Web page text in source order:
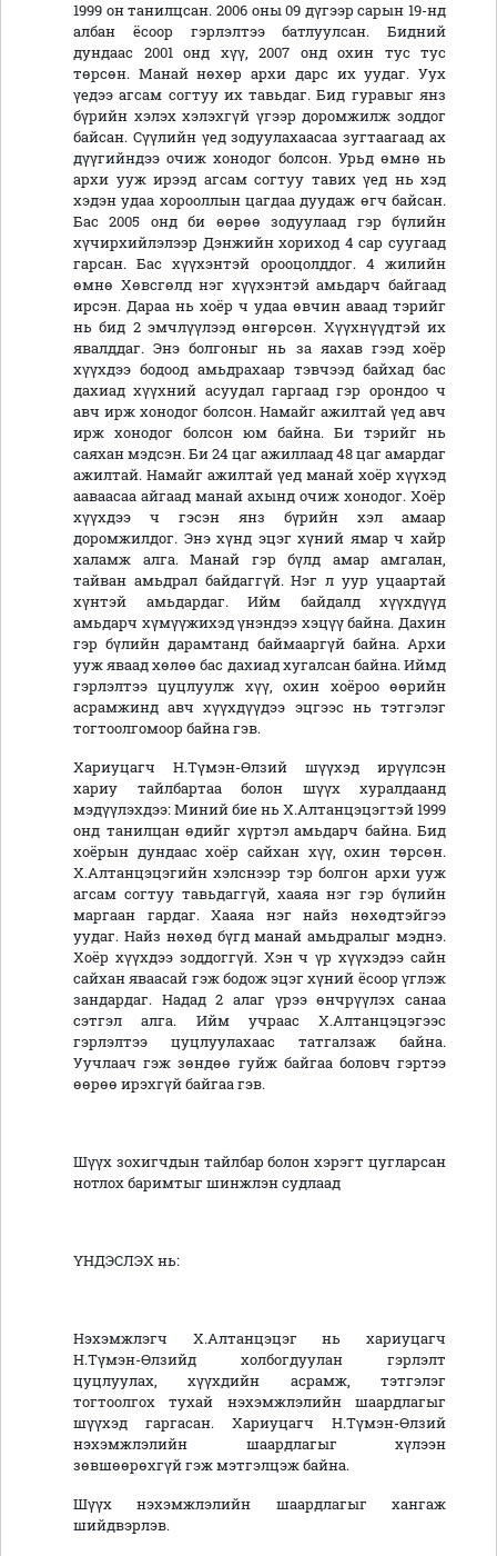
1999 он танилцсан. 2006 оны 09 дүгээр сарын 19-нд
албан ёсоор гэрлэлтээ батлуулсан. Бидний
дундаас 2001 онд хүү, 2007 онд охин тус тус
төрсөн. Манай нөхөр архи дарс их уудаг. Уух
үедээ агсам согтуу их тавьдаг. Бид гуравыг янз
бүрийн хэлэх хэлэхгүй үгээр доромжилж зоддог
байсан. Сүүлийн үед зодуулахаасаа зугтаагаад ах
дүүгийндээ очиж хонодог болсон. Урьд өмнө нь
архи ууж ирээд агсам согтуу тавих үед нь хэд
хэдэн удаа хорооллын цагдаа дуудаж өгч байсан.
Бас 2005 онд би өөрөө зодуулаад гэр бүлийн
хүчирхийлэлээр Дэнжийн хориход 4 сар суугаад
гарсан. Бас хүүхэнтэй орооцолддог. 4 жилийн
өмнө Хөвсгөлд нэг хүүхэнтэй амьдарч байгаад
ирсэн. Дараа нь хоёр ч удаа өвчин аваад тэрийг
нь бид 2 эмчлүүлээд өнгөрсөн. Хүүхнүүдтэй их
явалддаг. Энэ болгоныг нь за яахав гээд хоёр
хүүхдээ бодоод амьдрахаар тэвчээд байхад бас
дахиад хүүхний асуудал гаргаад гэр орондоо ч
авч ирж хонодог болсон. Намайг ажилтай үед авч
ирж хонодог болсон юм байна. Би тэрийг нь
саяхан мэдсэн. Би 24 цаг ажиллаад 48 цаг амардаг
ажилтай. Намайг ажилтай үед манай хоёр хүүхэд
ааваасаа айгаад манай ахынд очиж хонодог. Хоёр
хүүхдээ ч гэсэн янз бүрийн хэл амаар
доромжилдог. Энэ хүнд эцэг хүний ямар ч хайр
халамж алга. Манай гэр бүлд амар амгалан,
тайван амьдрал байдаггүй. Нэг л уур уцаартай
хүнтэй амьдардаг. Ийм байдалд хүүхдүүд
амьдарч хүмүүжихэд үнэндээ хэцүү байна. Дахин
гэр бүлийн дарамтанд баймааргүй байна. Архи
ууж яваад хөлөө бас дахиад хугалсан байна. Иймд
гэрлэлтээ цуцлуулж хүү, охин хоёроо өөрийн
асрамжинд авч хүүхдүүдээ эцгээс нь тэтгэлэг
тогтоолгомоор байна гэв.
Хариуцагч Н.Түмэн-Өлзий шүүхэд ирүүлсэн
хариу тайлбартаа болон шүүх хуралдаанд
мэдүүлэхдээ: Миний бие нь Х.Алтанцэцэгтэй 1999
онд танилцан өдийг хүртэл амьдарч байна. Бид
хоёрын дундаас хоёр сайхан хүү, охин төрсөн.
Х.Алтанцэцэгийн хэлснээр тэр болгон архи ууж
агсам согтуу тавьдаггүй, хааяа нэг гэр бүлийн
маргаан гардаг. Хааяа нэг найз нөхөдтэйгээ
уудаг. Найз нөхөд бүгд манай амьдралыг мэднэ.
Хоёр хүүхдээ зоддоггүй. Хэн ч үр хүүхэдээ сайн
сайхан яваасай гэж бодож эцэг хүний ёсоор үглэж
зандардаг. Надад 2 алаг үрээ өнчрүүлэх санаа
сэтгэл алга. Ийм учраас Х.Алтанцэцэгээс
гэрлэлтээ цуцлуулахаас татгалзаж байна.
Уучлаач гэж зөндөө гуйж байгаа боловч гэртээ
өөрөө ирэхгүй байгаа гэв.
Шүүх зохигчдын тайлбар болон хэрэгт цугларсан
нотлох баримтыг шинжлэн судлаад
ҮНДЭСЛЭХ нь:
Нэхэмжлэгч Х.Алтанцэцэг нь хариуцагч
Н.Түмэн-Өлзийд холбогдуулан гэрлэлт
цуцлуулах, хүүхдийн асрамж, тэтгэлэг
тогтоолгох тухай нэхэмжлэлийн шаардлагыг
шүүхэд гаргасан. Хариуцагч Н.Түмэн-Өлзий
нэхэмжлэлийн шаардлагыг хүлээн
зөвшөөрөхгүй гэж мэтгэлцэж байна.
Шүүх нэхэмжлэлийн шаардлагыг хангаж
шийдвэрлэв.